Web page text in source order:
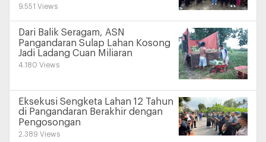
9.551 Views
Dari Balik Seragam, ASN
Pangandaran Sulap Lahan Kosong
Jadi Ladang Cuan Miliaran
4.180 Views
Eksekusi Sengketa Lahan 12 Tahun
di Pangandaran Berakhir dengan
Pengosongan
2.389 Views